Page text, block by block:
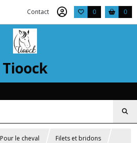
Contact 0 0
Tioock
Pour le cheval Filets et bridons